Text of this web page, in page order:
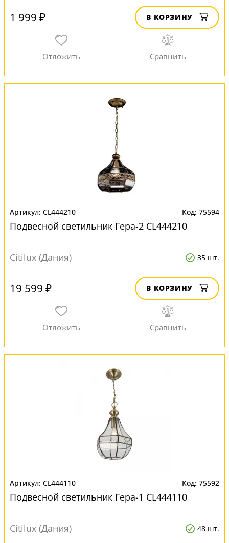
1 999 ₽ В КОРЗИНУ
CL444210 75594
Подвесной светильник Гера-2 CL444210
Citilux (Дания) 35 шт.
19 599 ₽ В КОРЗИНУ
CL444110 75592
Подвесной светильник Гера-1 CL444110
Citilux (Дания) 48 шт.